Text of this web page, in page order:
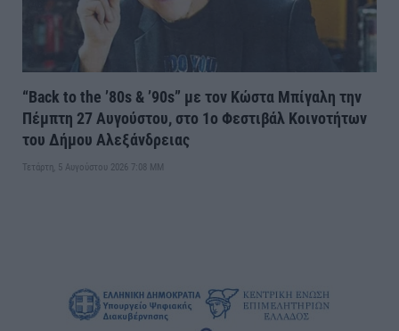
“Back to the ’80s & ’90s” με τον Κώστα Μπίγαλη την
Πέμπτη 27 Αυγούστου, στο 1ο Φεστιβάλ Κοινοτήτων
του Δήμου Αλεξάνδρειας
Τετάρτη, 5 Αυγούστου 2026 7:08 ΜΜ